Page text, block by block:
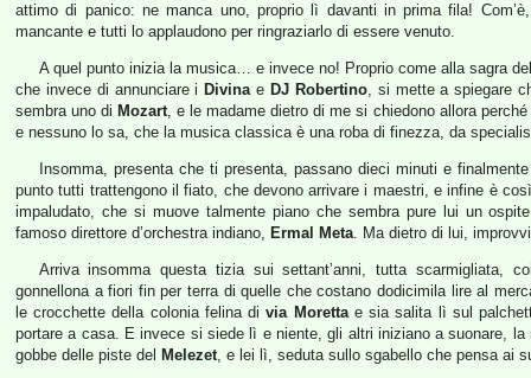
attimo di panico: ne manca uno, proprio lì davanti in prima fila!
mancante e tutti lo applaudono per ringraziarlo di essere venuto.
A quel punto inizia la musica… e invece no! Proprio come alla sagra
che invece di annunciare i Divinae DJ Robertino, si mette a spiegare
sembra uno di Mozart, e le madame dietro di me si chiedono allora
e nessuno lo sa, che la musica classica è una roba di finezza, da
Insomma, presenta che ti presenta, passano dieci minuti e
punto tutti trattengono il fiato, che devono arrivare i maestri, e infine è
impaludato, che si muove talmente piano che sembra pure lui un
famoso direttore d’orchestra indiano, Ermal Meta. Ma dietro di lui,
Arriva insomma questa tizia sui settant’anni, tutta scarmigliata,
gonnellona a fiori fin per terra di quelle che costano dodicimila lire al
le crocchette della colonia felina divia Morettae sia salita lì sul
portare a casa. E invece si siede lì e niente, gli altri iniziano a suonare,
gobbe delle piste del Melezet, e lei lì, seduta sullo sgabello che pensa ai